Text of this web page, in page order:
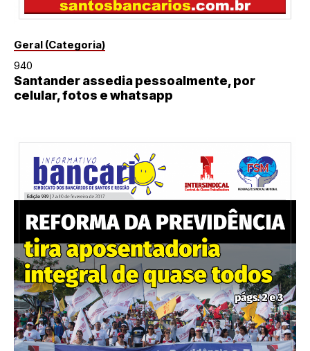
Geral (Categoria)
940
Santander assedia pessoalmente, por
celular, fotos e whatsapp